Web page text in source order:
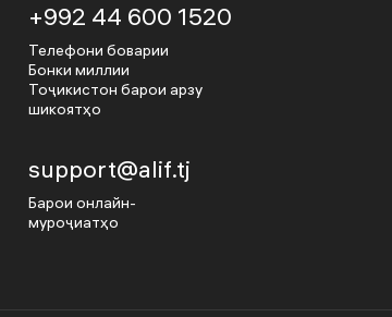
+992 44 600 1520
Телефони боварии
Бонки миллии
Тоҷикистон барои арзу
шикоятҳо
support@alif.tj
Барои онлайн-
муроҷиатҳо